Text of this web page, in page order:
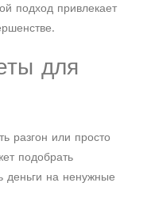
подход привлекает
для
разгон или просто
подобрать
деньги на ненужные